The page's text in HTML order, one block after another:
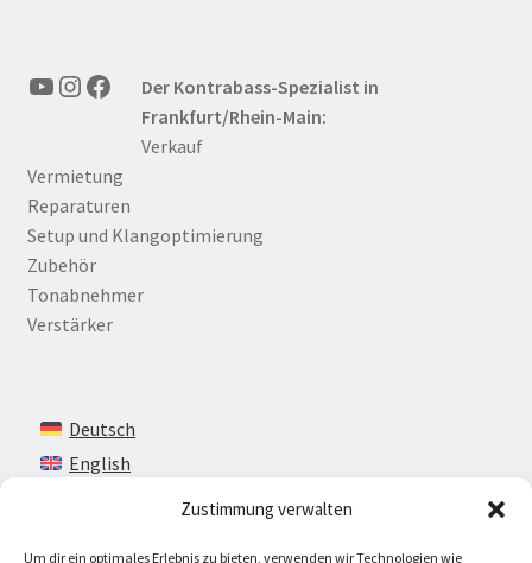
Zustimmung verwalten
Um dir ein optimales Erlebnis zu bieten, verwenden wir Technologien wie
YouTube
Instagram
FacebookDer Kontrabass-Spezialist in
Frankfurt/Rhein-Main:
Verkauf
Vermietung
Reparaturen
Setup und Klangoptimierung
Zubehör
Tonabnehmer
Verstärker
Deutsch
English